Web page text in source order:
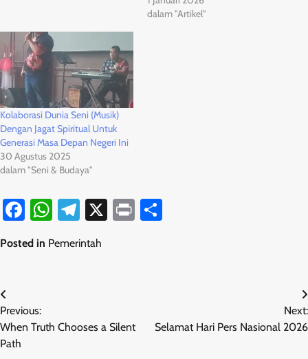
dalam "Artikel"
Kolaborasi Dunia Seni (Musik)
Dengan Jagat Spiritual Untuk
Generasi Masa Depan Negeri Ini
30 Agustus 2025
dalam "Seni & Budaya"
Facebook
WhatsApp
Telegram
X Print
Posted in Pemerintah
Navigasi
pos
Previous:
When Truth Chooses a Silent
Path
Next:
Selamat Hari Pers Nasional 2026